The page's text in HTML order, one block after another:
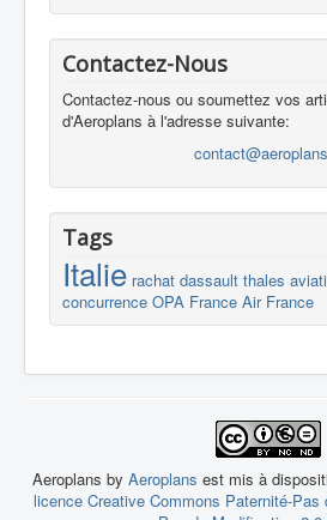
Contactez-Nous
Contactez-nous ou soumettez vos
d'Aeroplans à l'adresse suivante:
Tags
Italie rachat dassault thales
concurrence OPA France Air France
Aeroplans by Aeroplans est mis à
licence Creative Commons Paternité-Pas